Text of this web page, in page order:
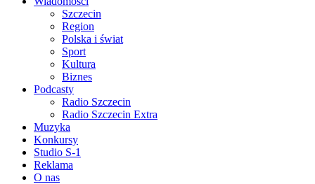
Szczecin
Region
Polska i świat
Sport
Kultura
Biznes
Podcasty
Radio Szczecin
Radio Szczecin Extra
Muzyka
Konkursy
Studio S-1
Reklama
O nas